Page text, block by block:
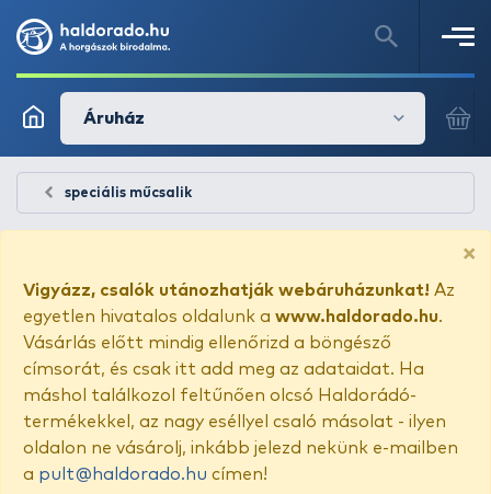
Áruház
speciális műcsalik
×
Vigyázz, csalók utánozhatják webáruházunkat! Az
egyetlen hivatalos oldalunk a www.haldorado.hu.
Vásárlás előtt mindig ellenőrizd a böngésző
címsorát, és csak itt add meg az adataidat. Ha
máshol találkozol feltűnően olcsó Haldorádó-
termékekkel, az nagy eséllyel csaló másolat - ilyen
oldalon ne vásárolj, inkább jelezd nekünk e-mailben
a pult@haldorado.hu címen!